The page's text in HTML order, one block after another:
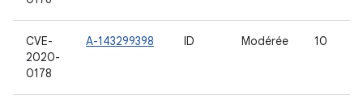
CVE-
2020-
0178
A-143299398 ID Modérée 10